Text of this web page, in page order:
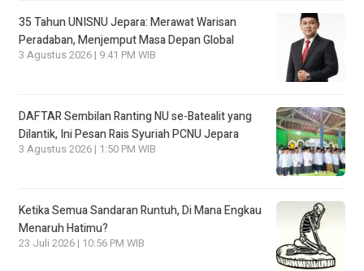
35 Tahun UNISNU Jepara: Merawat Warisan
Peradaban, Menjemput Masa Depan Global
3 Agustus 2026 | 9:41 PM WIB
DAFTAR Sembilan Ranting NU se-Batealit yang
Dilantik, Ini Pesan Rais Syuriah PCNU Jepara
3 Agustus 2026 | 1:50 PM WIB
Ketika Semua Sandaran Runtuh, Di Mana Engkau
Menaruh Hatimu?
23 Juli 2026 | 10:56 PM WIB